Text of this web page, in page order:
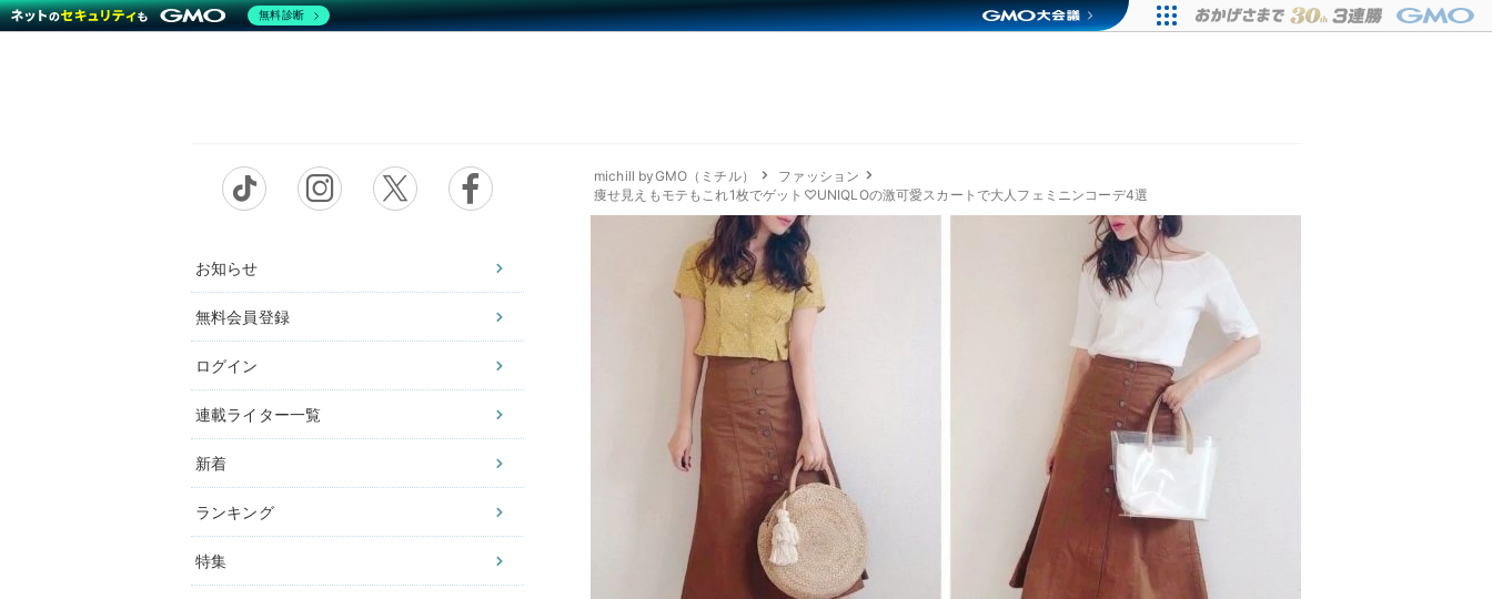
お知らせ
無料会員登録
ログイン
連載ライター一覧
新着
ランキング
特集
michill byGMO（ミチル）
ファッション
痩せ見えもモテもこれ1枚でゲット♡UNIQLOの激可愛スカートで大人フェミニンコーデ4選
無料診断